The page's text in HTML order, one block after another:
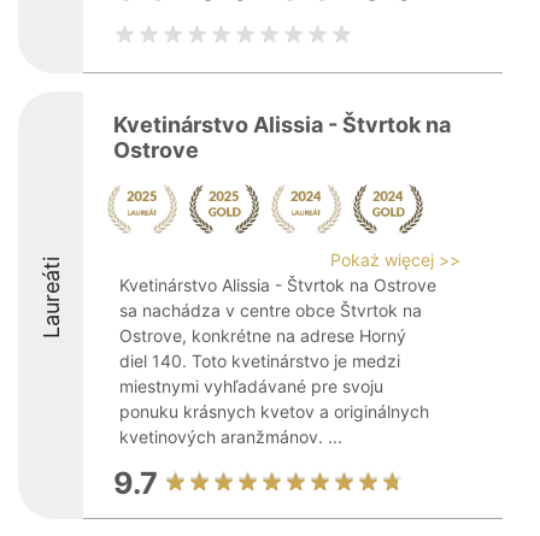
Laureáti
Kvetinárstvo Alissia - Štvrtok na
Ostrove
Pokaż więcej >>
Kvetinárstvo Alissia - Štvrtok na Ostrove
sa nachádza v centre obce Štvrtok na
Ostrove, konkrétne na adrese Horný
diel 140. Toto kvetinárstvo je medzi
miestnymi vyhľadávané pre svoju
ponuku krásnych kvetov a originálnych
kvetinových aranžmánov. ...
9.7